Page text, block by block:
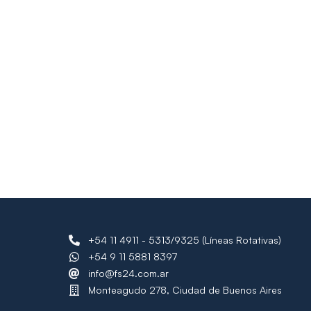
+54 11 4911 - 5313/9325 (Líneas Rotativas)
+54 9 11 5881 8397
info@fs24.com.ar
Monteagudo 278, Ciudad de Buenos Aires